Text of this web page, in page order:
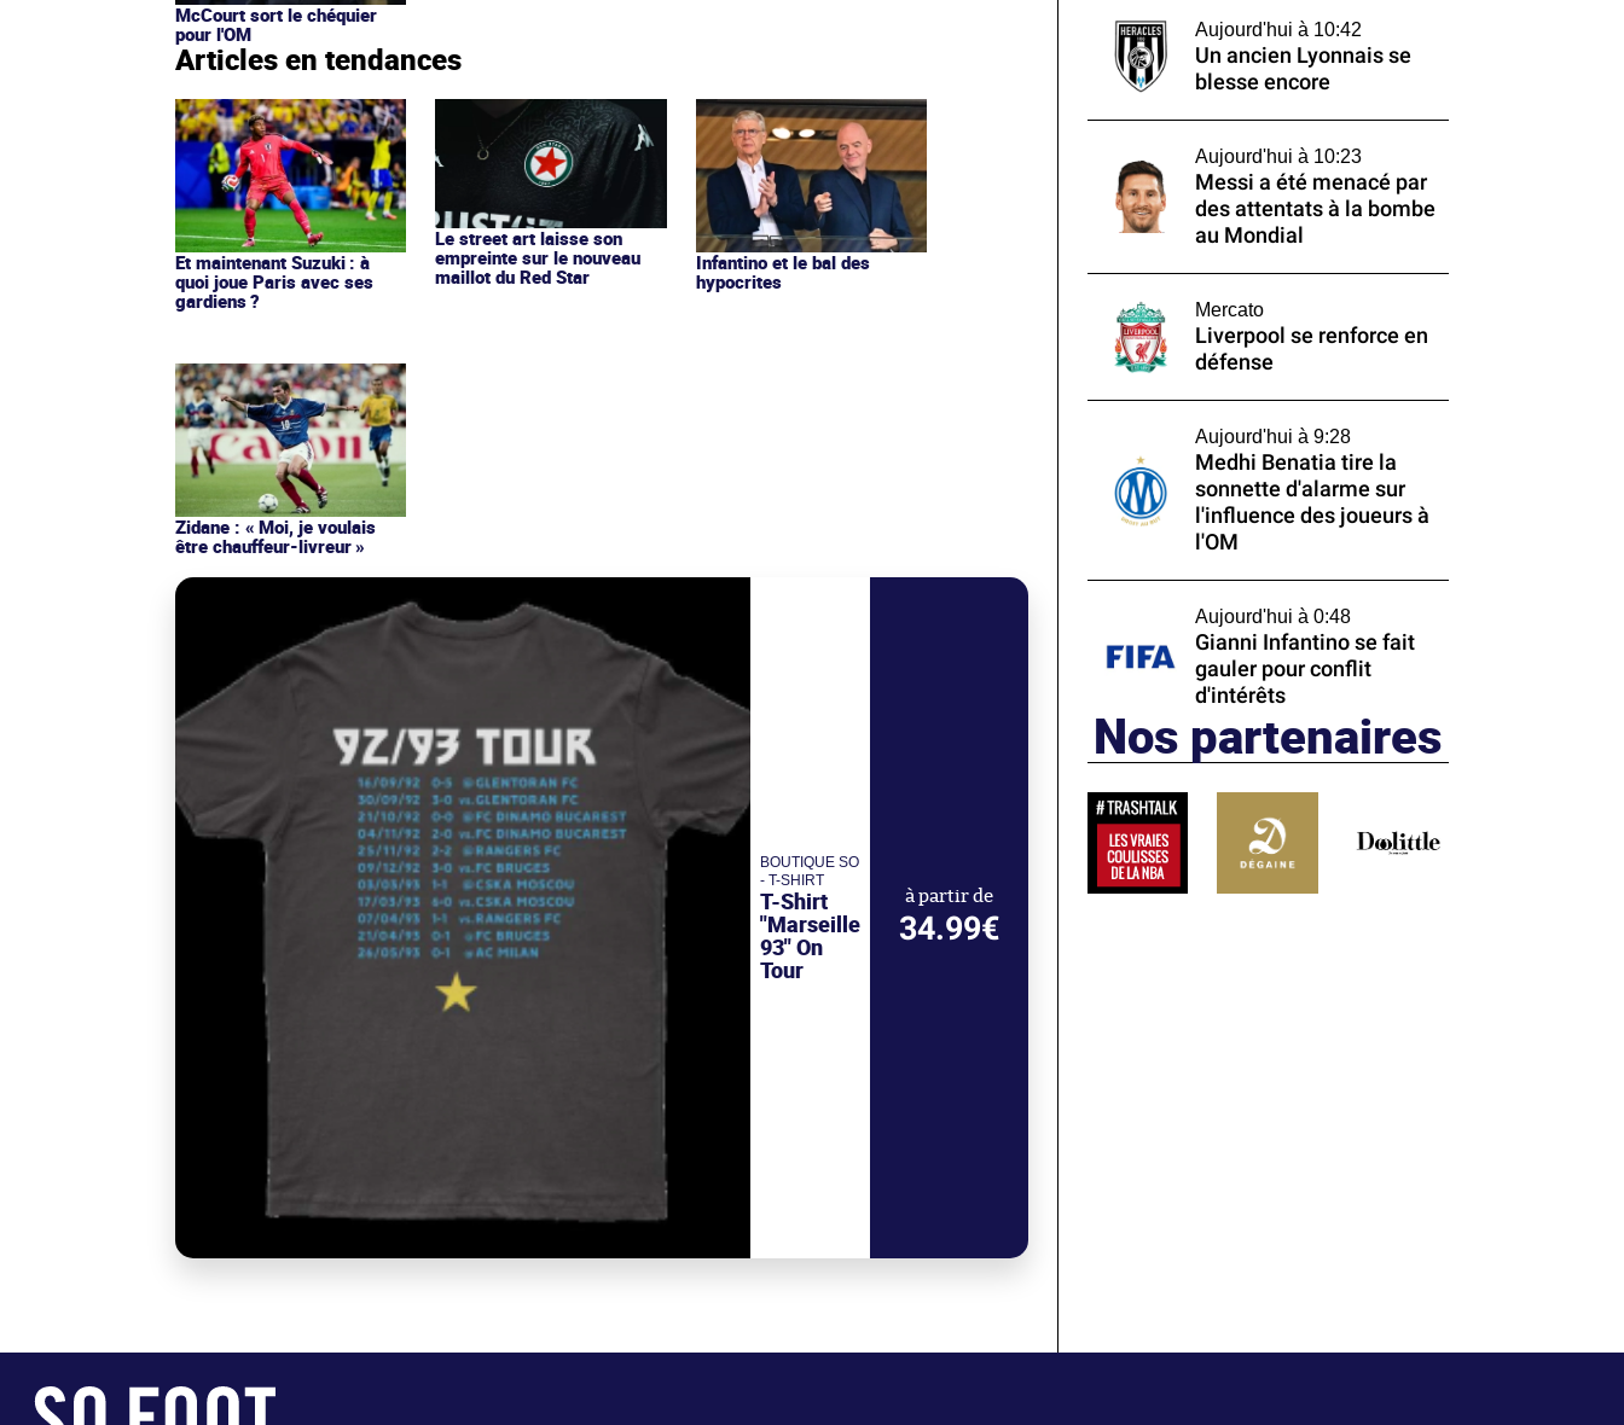
McCourt sort le chéquier
pour l'OM
Articles en tendances
Et maintenant Suzuki : à
quoi joue Paris avec ses
gardiens ?
Le street art laisse son
empreinte sur le nouveau
maillot du Red Star
Infantino et le bal des
hypocrites
Zidane : « Moi, je voulais
être chauffeur-livreur »
BOUTIQUE SO
- T-SHIRT
T-Shirt
"Marseille
93" On
Tour
à partir de
34.99€
Aujourd'hui à 10:42
Un ancien Lyonnais se
blesse encore
Aujourd'hui à 10:23
Messi a été menacé par
des attentats à la bombe
au Mondial
Mercato
Liverpool se renforce en
défense
Aujourd'hui à 9:28
Medhi Benatia tire la
sonnette d'alarme sur
l'influence des joueurs à
l'OM
Aujourd'hui à 0:48
Gianni Infantino se fait
gauler pour conflit
d'intérêts
Nos partenaires